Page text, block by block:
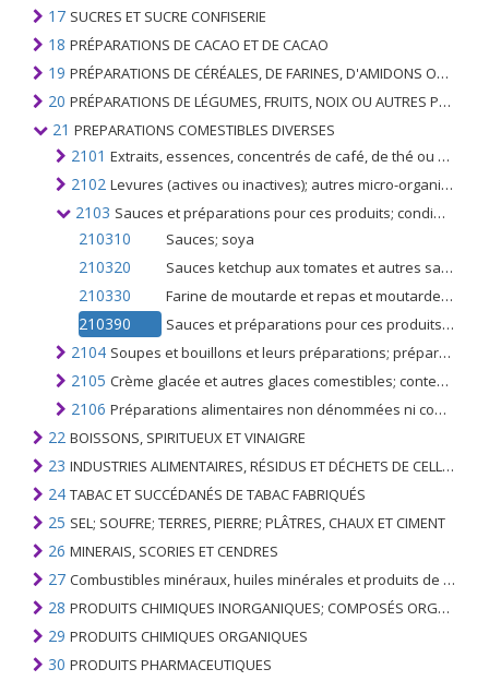
17 SUCRES ET SUCRE CONFISERIE
18 PRÉPARATIONS DE CACAO ET DE CACAO
19 PRÉPARATIONS DE CÉRÉALES, DE FARINES, D'AMIDONS OU DE LAIT; PRODUITS DE PATISSERIE
20 PRÉPARATIONS DE LÉGUMES, FRUITS, NOIX OU AUTRES PARTIES DE PLANTES
21 PREPARATIONS COMESTIBLES DIVERSES
2101 Extraits, essences, concentrés de café, de thé ou de maté; préparations à base de ces produits ou à base de café, de thé ou de maté; chicorée torréfiée et autres succédanés torréfiés du café et leurs extraits, essences et concentrés
2102 Levures (actives ou inactives); autres micro-organismes monocellulaires morts (à l'exclusion des vaccins du n ° 3002); poudres à lever préparées
2103 Sauces et préparations pour ces produits; condiments et assaisonnements mélangés, farine et moutarde de moutarde et moutarde préparée
210310 Sauces; soya
210320 Sauces ketchup aux tomates et autres sauces tomates
210330 Farine de moutarde et repas et moutarde préparée
210390 Sauces et préparations pour ces produits; condiments mélangés et assaisonnements mixtes
2104 Soupes et bouillons et leurs préparations; préparations alimentaires composites homogénéisées
2105 Crème glacée et autres glaces comestibles; contenant ou non du cacao
2106 Préparations alimentaires non dénommées ni comprises ailleurs
22 BOISSONS, SPIRITUEUX ET VINAIGRE
23 INDUSTRIES ALIMENTAIRES, RÉSIDUS ET DÉCHETS DE CELLES-CI; FOURRAGE ANIMAL PRÉPARÉ
24 TABAC ET SUCCÉDANÉS DE TABAC FABRIQUÉS
25 SEL; SOUFRE; TERRES, PIERRE; PLÂTRES, CHAUX ET CIMENT
26 MINERAIS, SCORIES ET CENDRES
27 Combustibles minéraux, huiles minérales et produits de leur distillation; SUBSTANCES BITUMINEUSES; CIRES MINÉRALES
28 PRODUITS CHIMIQUES INORGANIQUES; COMPOSÉS ORGANIQUES ET INORGANIQUES DE MÉTAUX PRÉCIEUX; DE MÉTAUX DES TERRES RARES, D'ÉLÉMENTS RADIOACTIFS ET D'ISOTOPES
29 PRODUITS CHIMIQUES ORGANIQUES
30 PRODUITS PHARMACEUTIQUES